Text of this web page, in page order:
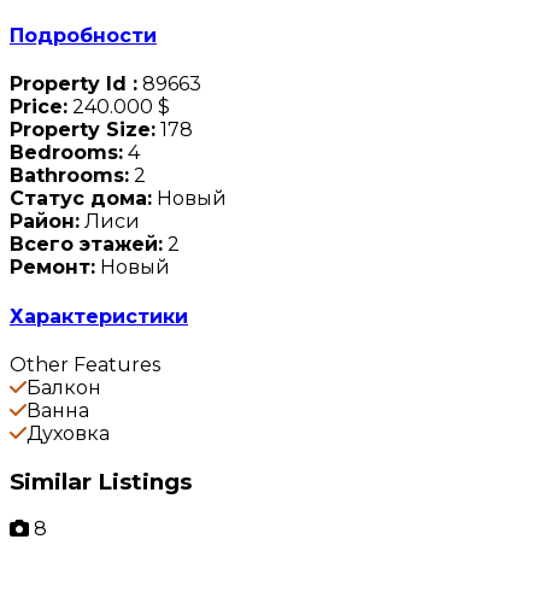
Подробности
Property Id : 89663
Price: 240.000 $
Property Size: 178
Bedrooms: 4
Bathrooms: 2
Статус дома: Новый
Район: Лиси
Всего этажей: 2
Ремонт: Новый
Характеристики
Other Features
Балкон
Ванна
Духовка
Similar Listings
8